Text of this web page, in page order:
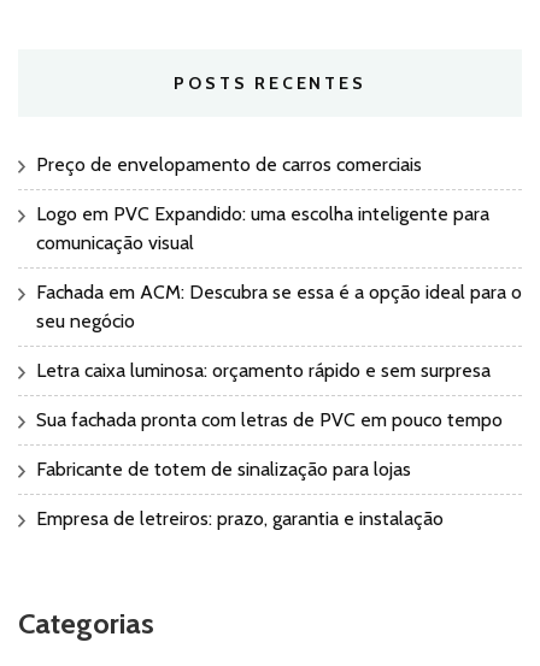
POSTS RECENTES
Preço de envelopamento de carros comerciais
Logo em PVC Expandido: uma escolha inteligente para
comunicação visual
Fachada em ACM: Descubra se essa é a opção ideal para o
seu negócio
Letra caixa luminosa: orçamento rápido e sem surpresa
Sua fachada pronta com letras de PVC em pouco tempo
Fabricante de totem de sinalização para lojas
Empresa de letreiros: prazo, garantia e instalação
Categorias